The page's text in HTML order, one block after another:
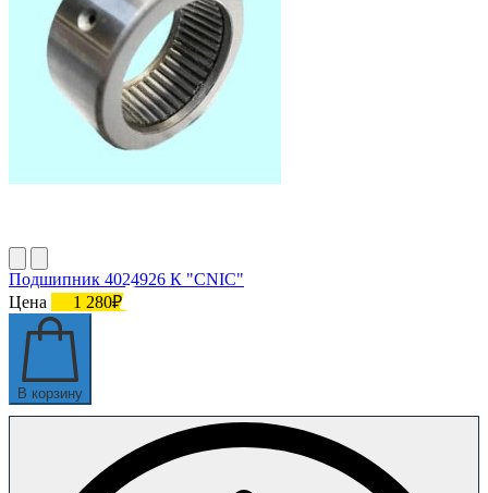
Подшипник 4024926 К "СNIC"
Цена
1 280₽
В корзину